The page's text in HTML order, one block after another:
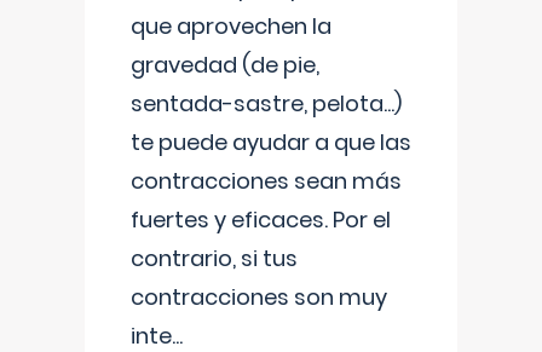
que aprovechen la
gravedad (de pie,
sentada-sastre, pelota...)
te puede ayudar a que las
contracciones sean más
fuertes y eficaces. Por el
contrario, si tus
contracciones son muy
inte...